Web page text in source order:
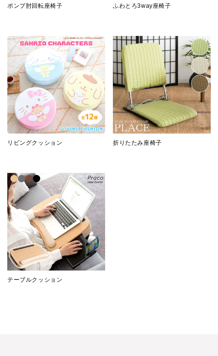
ポンプ肘回転座椅子 ふわとろ3way座椅子
リビングクッション 折りたたみ座椅子
テーブルクッション